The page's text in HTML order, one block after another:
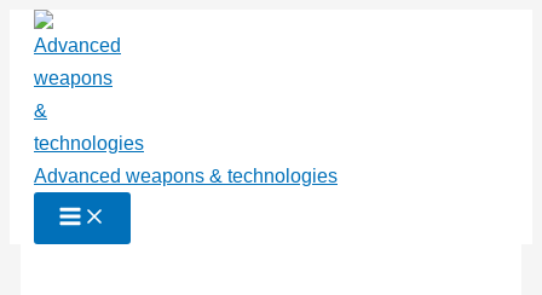
Перейти
содержимому
Advanced weapons & technologies